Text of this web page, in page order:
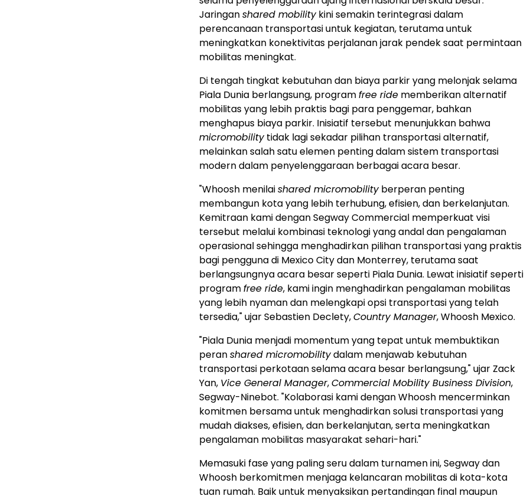
Jaringanshared mobilitykini semakin terintegrasi dalam
perencanaan transportasi untuk kegiatan, terutama untuk
meningkatkan konektivitas perjalanan jarak pendek saat permintaan
mobilitas meningkat.
Di tengah tingkat kebutuhan dan biaya parkir yang melonjak selama
Piala Dunia berlangsung, programfree ride memberikan alternatif
mobilitas yang lebih praktis bagi para penggemar, bahkan
menghapus biaya parkir. Inisiatif tersebut menunjukkan bahwa
micromobilitytidak lagi sekadar pilihan transportasi alternatif,
melainkan salah satu elemen penting dalam sistem transportasi
modern dalam penyelenggaraan berbagai acara besar.
"Whoosh menilaishared micromobilityberperan penting
membangun kota yang lebih terhubung, efisien, dan berkelanjutan.
Kemitraan kami dengan Segway Commercial memperkuat visi
tersebut melalui kombinasi teknologi yang andal dan pengalaman
operasional sehingga menghadirkan pilihan transportasi yang praktis
bagi pengguna di Mexico City dan Monterrey, terutama saat
berlangsungnya acara besar seperti Piala Dunia. Lewat inisiatif seperti
programfree ride, kami ingin menghadirkan pengalaman mobilitas
yang lebih nyaman dan melengkapi opsi transportasi yang telah
tersedia," ujar Sebastien Declety,Country Manager, Whoosh Mexico.
"Piala Dunia menjadi momentum yang tepat untuk membuktikan
peranshared micromobilitydalam menjawab kebutuhan
transportasi perkotaan selama acara besar berlangsung," ujar Zack
Yan, Vice General Manager,Commercial Mobility Business Division,
Segway-Ninebot. "Kolaborasi kami dengan Whoosh mencerminkan
komitmen bersama untuk menghadirkan solusi transportasi yang
mudah diakses, efisien, dan berkelanjutan, serta meningkatkan
pengalaman mobilitas masyarakat sehari-hari."
Memasuki fase yang paling seru dalam turnamen ini, Segway dan
Whoosh berkomitmen menjaga kelancaran mobilitas di kota-kota
tuan rumah. Baik untuk menyaksikan pertandingan final maupun